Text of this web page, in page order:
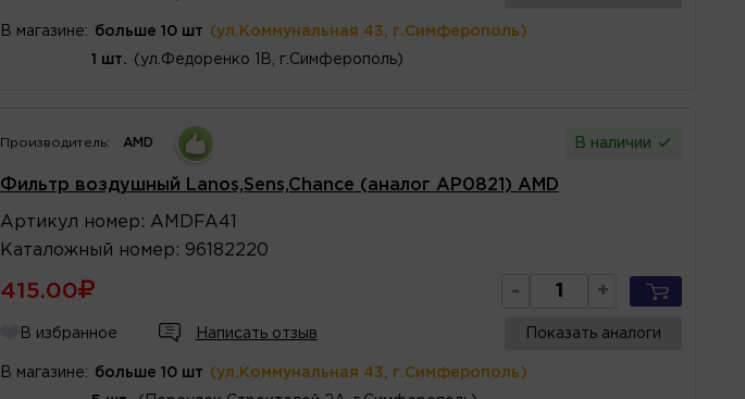
В магазине: больше 10 шт (ул.Коммунальная 43, г.Симферополь)
1 шт. (ул.Федоренко 1В, г.Симферополь)
Производитель: AMD В наличии
Фильтр воздушный Lanos,Sens,Chance (аналог AP0821) AMD
Артикул номер : AMDFA41
Каталожный номер : 96182220
415.00 - +
В избранное Написать отзыв Показать аналоги
В магазине: больше 10 шт (ул.Коммунальная 43, г.Симферополь)